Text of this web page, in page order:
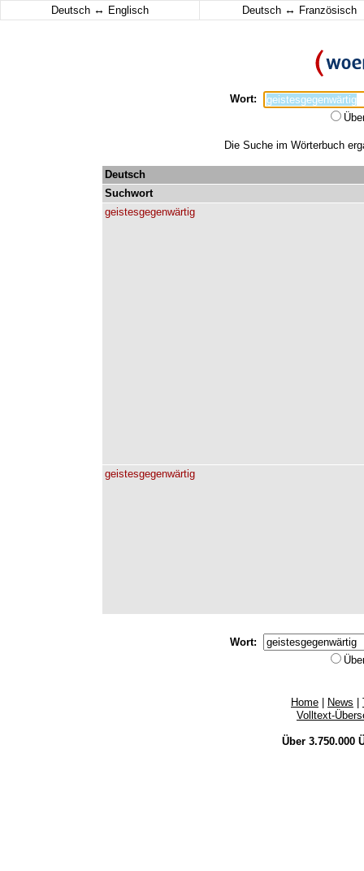
Deutsch ↔ Englisch Deutsch ↔ Französisch
Wort:
Die Suche im Wörterbuch
Deutsch
Suchwort
geistesgegenwärtig
geistesgegenwärtig
Wort:
Home News
Volltext-
Über 3.750.000